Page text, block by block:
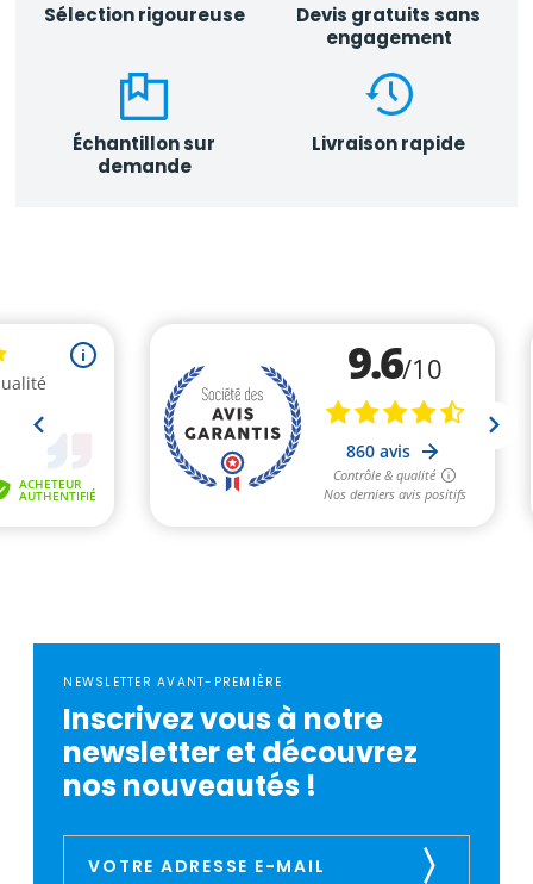
Sélection rigoureuse
Devis gratuits sans
engagement
Échantillon sur
demande
Livraison rapide
NEWSLETTER AVANT-PREMIÈRE
Inscrivez vous à notre
newsletter et découvrez
nos nouveautés !